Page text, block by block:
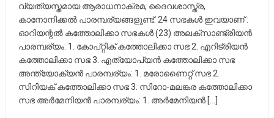
വ്യത്യസ്തമായ ആരാധനാക്രമ, ദൈവശാസ്ത്ര,
കാനോനിക്കൽ പാരമ്പര്യങ്ങളുണ്ട്. 24 സഭകൾ ഇവയാണ് :
ഓറിയന്റൽ കത്തോലിക്കാ സഭകൾ (23) അലക്സാണ്ട്രിയൻ
പാരമ്പര്യം: 1. കോപ്റ്റിക് കത്തോലിക്കാ സഭ 2. എറിട്രിയൻ
കത്തോലിക്കാ സഭ 3. എത്യോപ്യൻ കത്തോലിക്കാ സഭ
അന്ത്യോക്യൻ പാരമ്പര്യം: 1. മരോണൈറ്റ് സഭ 2.
സിറിയക് കത്തോലിക്കാ സഭ 3. സിറോ-മലങ്കര കത്തോലിക്കാ
സഭ അർമേനിയൻ പാരമ്പര്യം: 1. അർമേനിയൻ […]